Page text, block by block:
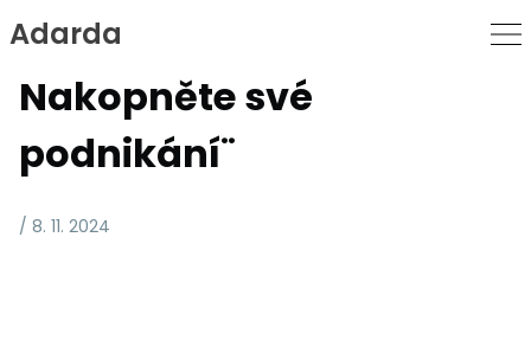
Skip
to
Content
Adarda
Nakopněte své
podnikání¨
/ 8. 11. 2024